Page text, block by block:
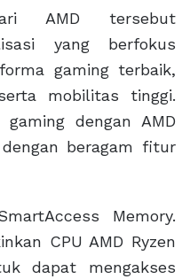
Radeon RX 6000S
CPU hanya dapat
memori milik GPU.
mengeliminasi
CPU dan GPU
data PCI Express
Memory dapat
juga dilengkapi
yaitu fitur yang